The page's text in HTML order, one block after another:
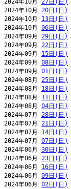
2024年10月 27日(日)
2024年10月 20日(日)
2024年10月 13日(日)
2024年10月 06日(日)
2024年09月 29日(日)
2024年09月 22日(日)
2024年09月 15日(日)
2024年09月 08日(日)
2024年09月 01日(日)
2024年08月 25日(日)
2024年08月 18日(日)
2024年08月 11日(日)
2024年08月 04日(日)
2024年07月 28日(日)
2024年07月 21日(日)
2024年07月 14日(日)
2024年07月 07日(日)
2024年06月 30日(日)
2024年06月 23日(日)
2024年06月 16日(日)
2024年06月 09日(日)
2024年06月 02日(日)